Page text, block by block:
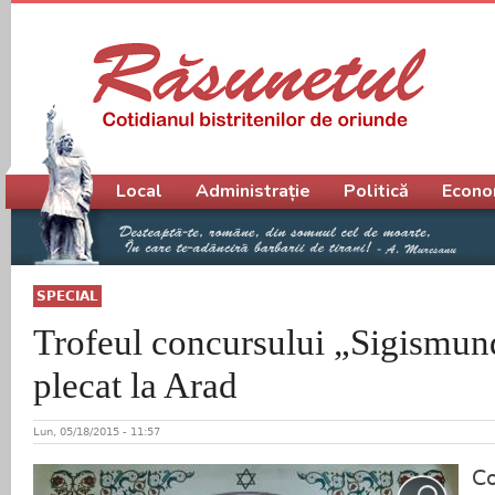
SPECIAL
Trofeul concursului
plecat la Arad
Lun, 05/18/2015 - 11:57
Meniu principal
Local Administrație Politică